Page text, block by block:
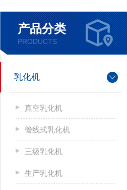
产品分类
PRODUCTS
乳化机
真空乳化机
管线式乳化机
三级乳化机
生产乳化机